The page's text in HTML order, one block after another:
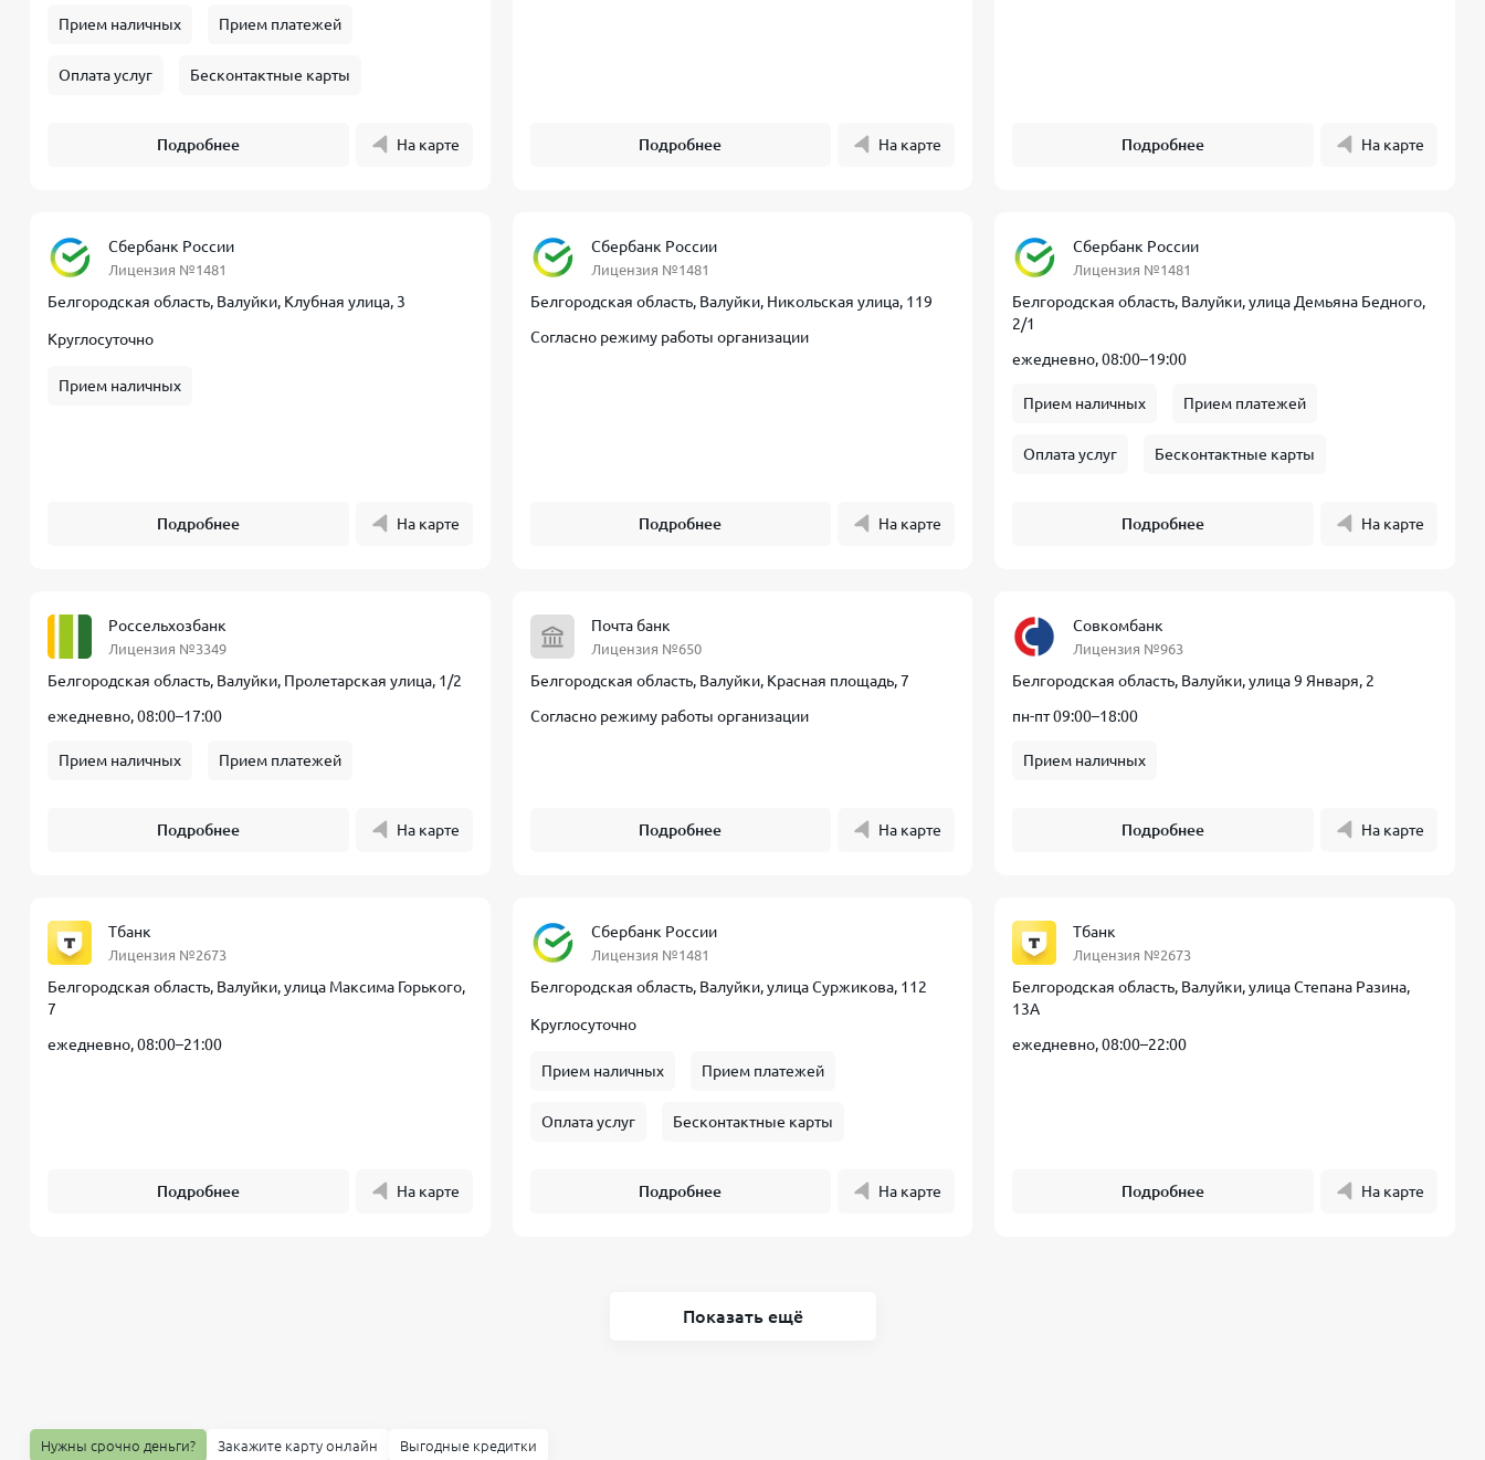
Прием наличных Прием платежей
Оплата услуг Бесконтактные карты
Подробнее На карте Подробнее На карте Подробнее На карте
Сбербанк России
Лицензия №1481
Белгородская область, Валуйки, Клубная улица, 3
Круглосуточно
Прием наличных
Подробнее На карте
Сбербанк России
Лицензия №1481
Белгородская область, Валуйки, Никольская улица, 119
Согласно режиму работы организации
Подробнее На карте
Сбербанк России
Лицензия №1481
Белгородская область, Валуйки, улица Демьяна Бедного,
2/1
ежедневно, 08:00–19:00
Прием наличных Прием платежей
Оплата услуг Бесконтактные карты
Подробнее На карте
Россельхозбанк
Лицензия №3349
Белгородская область, Валуйки, Пролетарская улица, 1/2
ежедневно, 08:00–17:00
Прием наличных Прием платежей
Подробнее На карте
Почта банк
Лицензия №650
Белгородская область, Валуйки, Красная площадь, 7
Согласно режиму работы организации
Подробнее На карте
Совкомбанк
Лицензия №963
Белгородская область, Валуйки, улица 9 Января, 2
пн-пт 09:00–18:00
Прием наличных
Подробнее На карте
Тбанк
Лицензия №2673
Белгородская область, Валуйки, улица Максима Горького,
7
ежедневно, 08:00–21:00
Подробнее На карте
Сбербанк России
Лицензия №1481
Белгородская область, Валуйки, улица Суржикова, 112
Круглосуточно
Прием наличных Прием платежей
Оплата услуг Бесконтактные карты
Подробнее На карте
Тбанк
Лицензия №2673
Белгородская область, Валуйки, улица Степана Разина,
13А
ежедневно, 08:00–22:00
Подробнее На карте
Показать ещё
Нужны срочно деньги? Закажите карту онлайн Выгодные кредитки